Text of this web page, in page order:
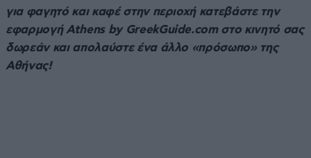
για φαγητό και καφέ στην περιοχή κατεβάστε την
εφαρμογή Athens by GreekGuide.com στο κινητό σας
δωρεάν και απολαύστε ένα άλλο «πρόσωπο» της
Αθήνας!